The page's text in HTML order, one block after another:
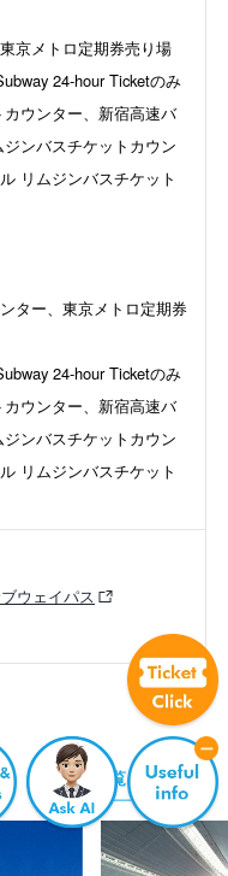
京メトロ定期券売り場
24-hour Ticketのみ
ウンター、新宿高速バ
ンバスチケットカウン
リムジンバスチケット
ター、東京メトロ定期券
24-hour Ticketのみ
ウンター、新宿高速バ
ンバスチケットカウン
リムジンバスチケット
ウェイパス
一覧を見る